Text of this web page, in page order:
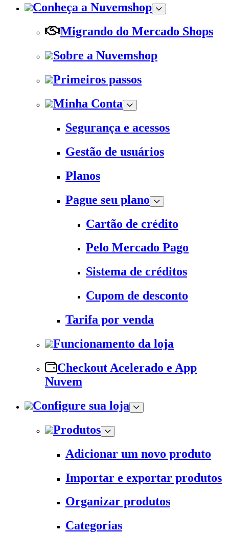
Conheça a Nuvemshop
Migrando do Mercado Shops
Sobre a Nuvemshop
Primeiros passos
Minha Conta
Segurança e acessos
Gestão de usuários
Planos
Pague seu plano
Cartão de crédito
Pelo Mercado Pago
Sistema de créditos
Cupom de desconto
Tarifa por venda
Funcionamento da loja
Checkout Acelerado e App
Nuvem
Configure sua loja
Produtos
Adicionar um novo produto
Importar e exportar produtos
Organizar produtos
Categorias